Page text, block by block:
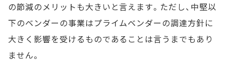
の節減のメリットも大きいと言えます。ただし、中堅以
下のベンダーの事業はプライムベンダーの調達方針に
大きく影響を受けるものであることは言うまでもあり
ません。